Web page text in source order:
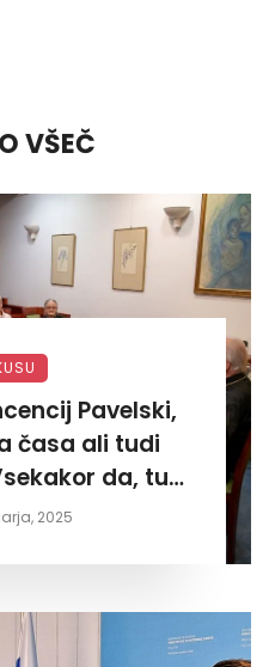
VŠEČ
Pavelski,
časa ali tudi
da, tudi
2025